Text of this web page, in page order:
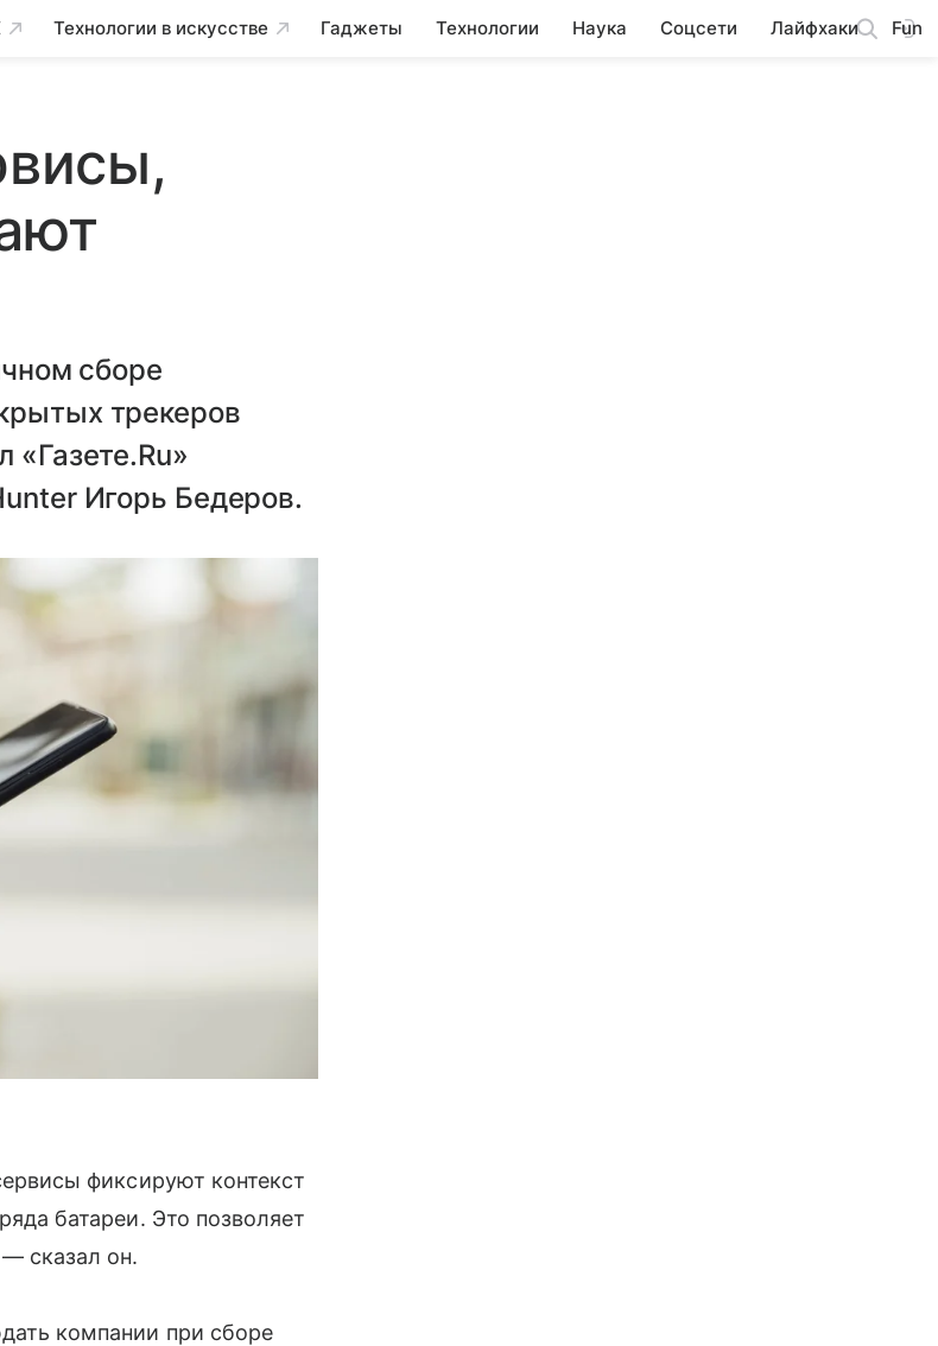
Технологии в искусстве Гаджеты Технологии Наука Соцсети Лайфхаки Fun
сборе
трекеров
«Газете.Ru»
Игорь Бедеров.
фиксируют контекст
батареи. Это позволяет
сказал он.
компании при сборе